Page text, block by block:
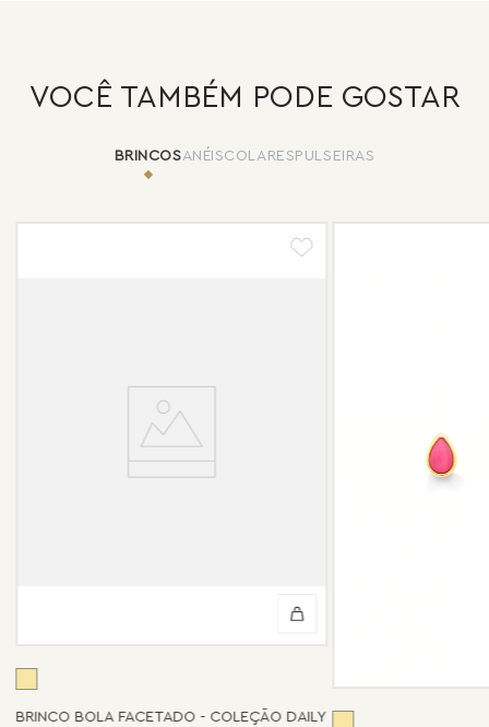
VOCÊ TAMBÉM PODE GOSTAR
BRINCOSANÉISCOLARES PULSEIRAS
BRINCO BOLA FACETADO - COLEÇÃO DAILY